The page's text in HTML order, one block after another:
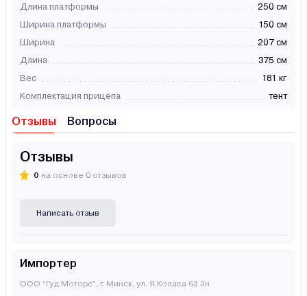
Длина платформы
250 см
Ширина платформы
150 см
Ширина
207 см
Длина
375 см
Вес
181 кг
Комплектация прицепа
тент
Отзывы Вопросы
Отзывы
0 на основе 0 отзывов
Написать отзыв
Импортер
ООО “Гуд Моторс”, г. Минск, ул. Я.Коласа 63 3н